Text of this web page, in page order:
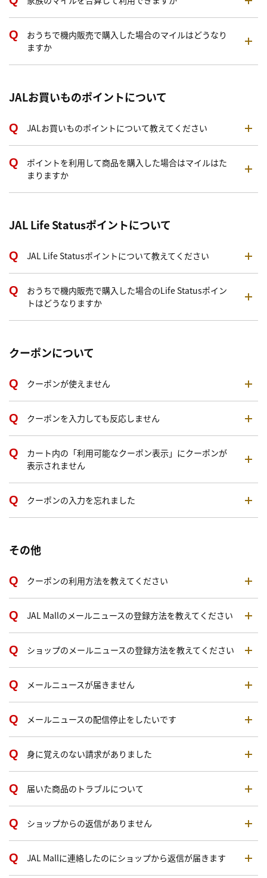
おうちで機内販売で購入した場合のマイルはどうなり
ますか
JALお買いものポイントについて
JALお買いものポイントについて教えてください
ポイントを利用して商品を購入した場合はマイルはた
まりますか
JAL Life Statusポイントについて
JAL Life Statusポイントについて教えてください
おうちで機内販売で購入した場合のLife Statusポイン
トはどうなりますか
クーポンについて
クーポンが使えません
クーポンを入力しても反応しません
カート内の「利用可能なクーポン表示」にクーポンが
表示されません
クーポンの入力を忘れました
その他
クーポンの利用方法を教えてください
JAL Mallのメールニュースの登録方法を教えてください
ショップのメールニュースの登録方法を教えてください
メールニュースが届きません
メールニュースの配信停止をしたいです
身に覚えのない請求がありました
届いた商品のトラブルについて
ショップからの返信がありません
JAL Mallに連絡したのにショップから返信が届きます